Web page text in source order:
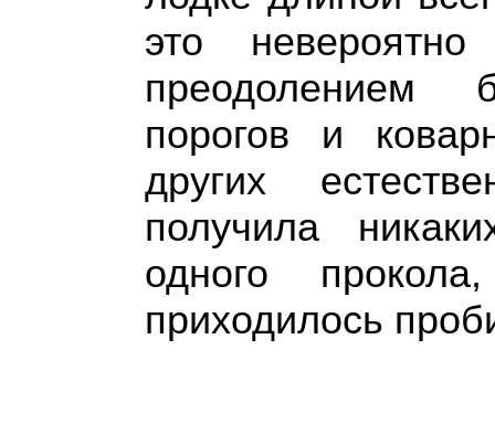
это
преодолением
порогов и
других
получила
одного
приходилось